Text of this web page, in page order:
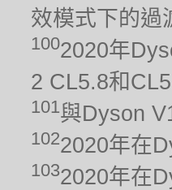
效模式下的過
1002020年
2 CL5.8和
101與Dyson
1022020年在
1032020年在